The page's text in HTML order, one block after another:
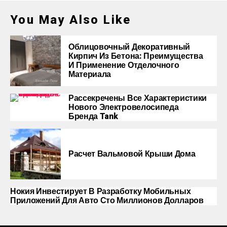
You May Also Like
Облицовочный Декоративный
Кирпич Из Бетона: Преимущества
И Применение Отделочного
Материала
Рассекречены Все Характеристики
Нового Электровелосипеда
Бренда Tank
Расчет Вальмовой Крыши Дома
Нокия Инвестирует В Разработку Мобильных
Приложений Для Авто Сто Миллионов Долларов